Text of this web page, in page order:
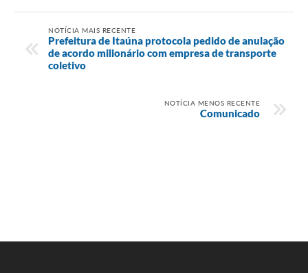
NOTÍCIA MAIS RECENTE
Prefeitura de Itaúna protocola pedido de anulação
de acordo milionário com empresa de transporte
coletivo
NOTÍCIA MENOS RECENTE
Comunicado